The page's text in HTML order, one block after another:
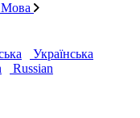
Мова
Українська
Russian